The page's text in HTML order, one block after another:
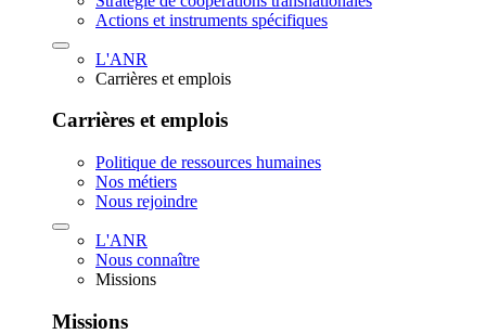
Actions et instruments spécifiques
L'ANR
Carrières et emplois
Carrières et emplois
Politique de ressources humaines
Nos métiers
Nous rejoindre
L'ANR
Nous connaître
Missions
Missions